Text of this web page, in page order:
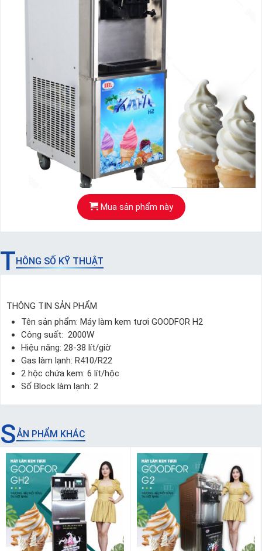
Mua sản phẩm này
T HÔNG SỐ KỸ THUẬT
THÔNG TIN SẢN PHẨM
Tên sản phẩm: Máy làm kem tươi GOODFOR H2
Công suất: 2000W
Hiệu năng: 28-38 lít/giờ
Gas làm lạnh: R410/R22
2 hộc chứa kem: 6 lít/hộc
Số Block làm lạnh: 2
SẢN PHẨM KHÁC